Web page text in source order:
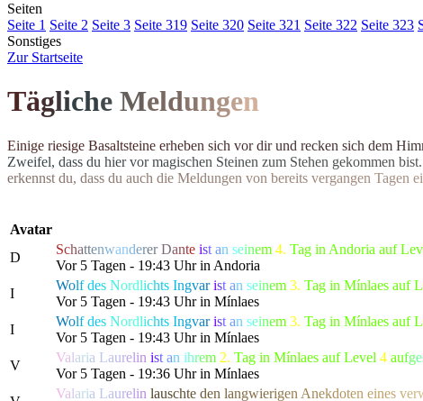
Seiten
Seite 1 Seite 2 Seite 3 Seite 319 Seite 320 Seite 321 Seite 322 Seite 323
Sonstiges
Zur Startseite
Tägliche Meldungen
Einige riesige Basaltsteine erheben sich vor dir und recken sich dem Him
Zweifel, dass du hier vor magischen Steinen zum Stehen gekommen bist.
erkennst du, dass du auch die Meldungen von bereits vergangen Tagen ei
Avatar
D
Schattenwanderer Dante ist an seinem 4. Tag in Andoria auf
Vor 5 Tagen - 19:43 Uhr in Andoria
I
Wolfdes Nordlichts Ingvar ist an seinem 3. Tag in Mínlaes auf
Vor 5 Tagen - 19:43 Uhr in Mínlaes
I
Wolfdes Nordlichts Ingvar ist an seinem 3. Tag in Mínlaes auf
Vor 5 Tagen - 19:43 Uhr in Mínlaes
V
Valaria Laurelin ist an ihrem 2. Tag in Mínlaes auf Level 4 aufge
Vor 5 Tagen - 19:36 Uhr in Mínlaes
Valaria Laurelin lauschte den langwierigen Anekdoten eines ver